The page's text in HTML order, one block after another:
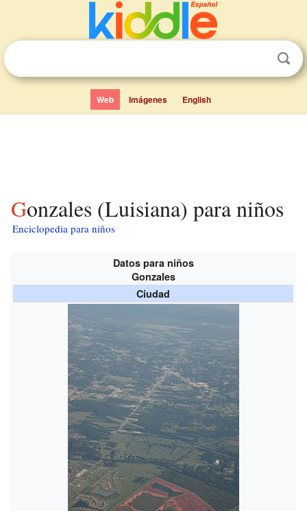
Web Imágenes English
Gonzales (Luisiana) para niños
Enciclopedia para niños
Datos para niños
Gonzales
Ciudad